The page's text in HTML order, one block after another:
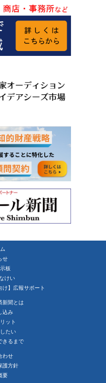
せ
板
けい
け】広報サポート
新聞とは
込み
ット
たい
きるまで
わせ
護方針
要